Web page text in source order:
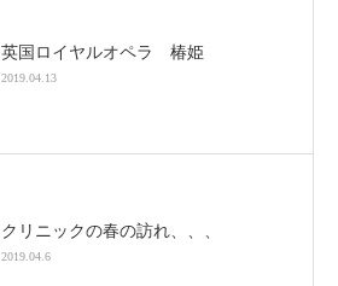
英国ロイヤルオペラ 椿姫
2019.04.13
クリニックの春の訪れ、、、
2019.04.6